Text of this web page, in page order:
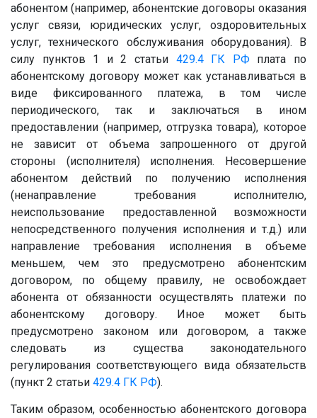
абонентом (например, абонентские договоры оказания
услуг связи, юридических услуг, оздоровительных
услуг, технического обслуживания оборудования). В
силу пунктов 1 и 2 статьи 429.4 ГК РФплата по
абонентскому договору может как устанавливаться в
виде фиксированного платежа, в том числе
периодического, так и заключаться в ином
предоставлении (например, отгрузка товара), которое
не зависит от объема запрошенного от другой
стороны (исполнителя) исполнения. Несовершение
абонентом действий по получению исполнения
(ненаправление требования исполнителю,
неиспользование предоставленной возможности
непосредственного получения исполнения и т.д.) или
направление требования исполнения в объеме
меньшем, чем это предусмотрено абонентским
договором, по общему правилу, не освобождает
абонента от обязанности осуществлять платежи по
абонентскому договору. Иное может быть
предусмотрено законом или договором, а также
следовать из существа законодательного
регулирования соответствующего вида обязательств
(пункт 2 статьи 429.4 ГК РФ).
Таким образом, особенностью абонентского договора